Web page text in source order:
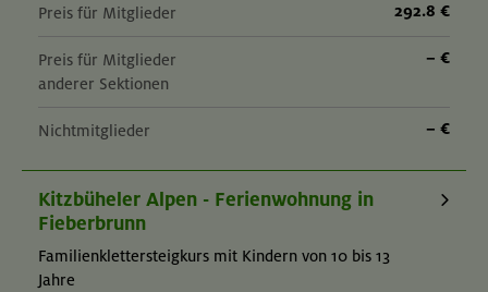
Preis für Mitglieder 292.8 €
Preis für Mitglieder
anderer Sektionen
– €
Nichtmitglieder – €
Kitzbüheler Alpen - Ferienwohnung in
Fieberbrunn
Familienklettersteigkurs mit Kindern von 10 bis 13
Jahre